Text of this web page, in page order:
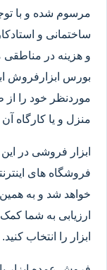
مرسوم شده و با
ساختمانی و
و هزینه در مناطقی
بورس ابزارفروش
موردنظر خود را از
منزل و یا کارگاه آن
ابزار فروشی در
فروشگاه های
خواهد شد و به
ارزیابی به شما
ابزار را انتخاب کنید.